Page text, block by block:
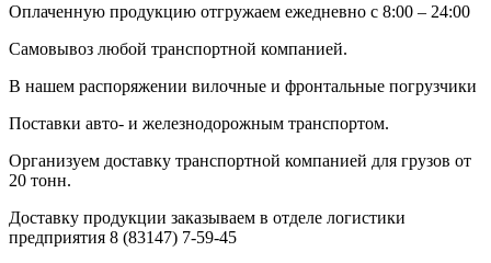
Оплаченную продукцию отгружаем ежедневно с 8:00 – 24:00
Самовывоз любой транспортной компанией.
В нашем распоряжении вилочные и фронтальные погрузчики
Поставки авто- и железнодорожным транспортом.
Организуем доставку транспортной компанией для грузов от
20 тонн.
Доставку продукции заказываем в отделе логистики
предприятия 8 (83147) 7-59-45